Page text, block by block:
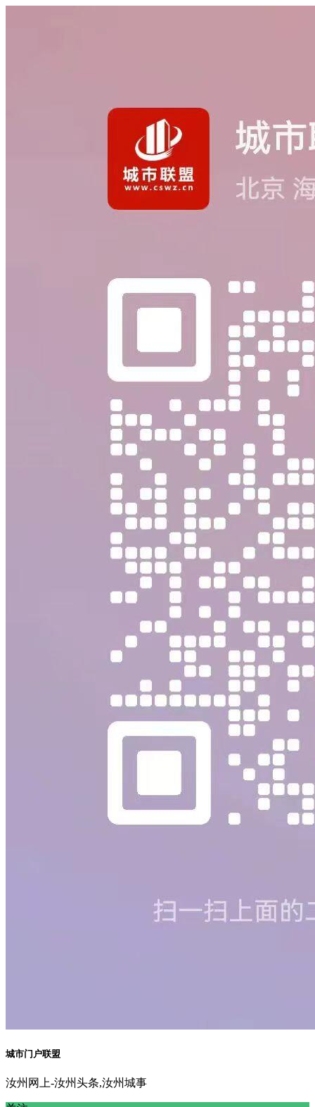
城市门户联盟
汝州网上-汝州头条,汝州城事